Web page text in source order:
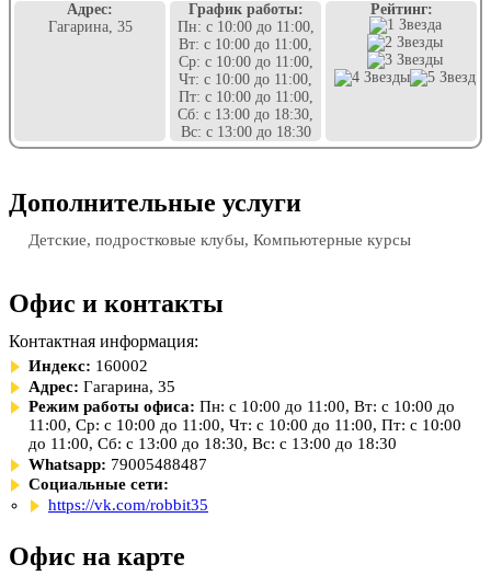
Адрес:
Гагарина, 35
График работы:
Пн: с 10:00 до 11:00,
Вт: с 10:00 до 11:00,
Ср: с 10:00 до 11:00,
Чт: с 10:00 до 11:00,
Пт: с 10:00 до 11:00,
Сб: с 13:00 до 18:30,
Вс: с 13:00 до 18:30
Рейтинг:
Дополнительные услуги
Детские, подростковые клубы, Компьютерные курсы
Офис и контакты
Контактная информация:
Индекс: 160002
Адрес: Гагарина, 35
Режим работы офиса: Пн: с 10:00 до 11:00, Вт: с 10:00 до
11:00, Ср: с 10:00 до 11:00, Чт: с 10:00 до 11:00, Пт: с 10:00
до 11:00, Сб: с 13:00 до 18:30, Вс: с 13:00 до 18:30
Whatsapp: 79005488487
Социальные сети:
https://vk.com/robbit35
Офис на карте